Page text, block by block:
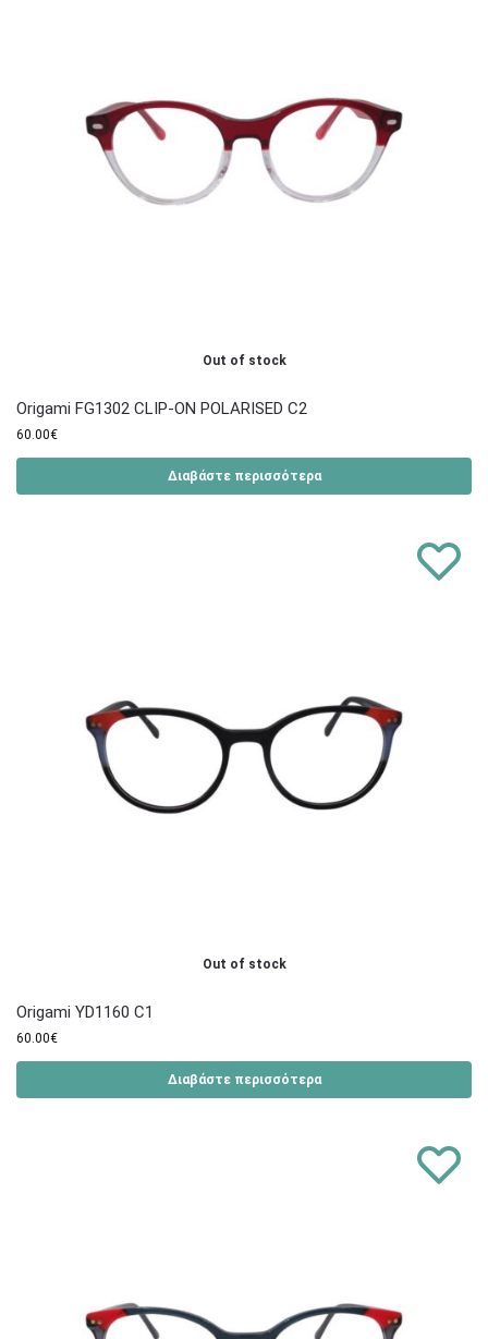
Out of stock
Origami FG1302 CLIP-ON POLARISED C2
60.00€
Διαβάστε περισσότερα
Out of stock
Origami YD1160 C1
60.00€
Διαβάστε περισσότερα